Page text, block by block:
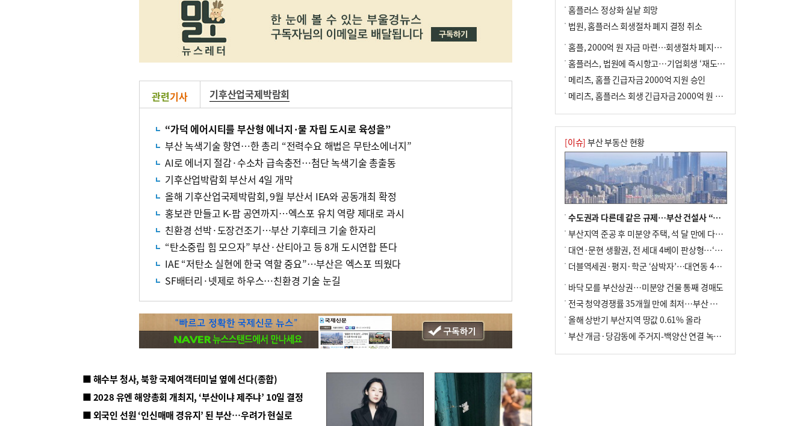
관련기사 기후산업국제박람회
“가덕 에어시티를 부산형 에너지·물 자립 도시로 육성을”
부산 녹색기술 향연…한 총리 “전력수요 해법은 무탄소에너지”
AI로 에너지 절감·수소차 급속충전…첨단 녹색기술 총출동
기후산업박람회 부산서 4일 개막
올해 기후산업국제박람회, 9월 부산서 IEA와 공동개최 확정
홍보관 만들고 K-팝 공연까지…엑스포 유치 역량 제대로 과시
친환경 선박·도장건조기…부산 기후테크 기술 한자리
“탄소중립 힘 모으자” 부산·산티아고 등 8개 도시연합 뜬다
IAE “저탄소 실현에 한국 역할 중요”…부산은 엑스포 띄웠다
SF배터리·넷제로 하우스…친환경 기술 눈길
■ 해수부 청사, 북항 국제여객터미널 옆에 선다(종합)
■ 2028 유엔 해양총회 개최지, ‘부산이냐 제주냐’ 10일 결정
■ 외국인 선원 ‘인신매매 경유지’ 된 부산…우려가 현실로
홈플러스 정상화 실낱 희망
법원, 홈플러스 회생절차 폐지 결정 취소
홈플, 2000억 원 자금 마련…회생절차 폐지에 즉시항고(종합)
홈플러스, 법원에 즉시항고…기업회생 ‘재도전’
메리츠, 홈플 긴급자금 2000억 지원 승인
메리츠, 홈플러스 회생 긴급자금 2000억 원 지원 승인
[이슈] 부산 부동산 현황
수도권과 다른데 같은 규제…부산 건설사 “쓰러지기 직전”
부산지역 준공 후 미분양 주택, 석 달 만에 다시 3000가구 넘어서
대연·문현 생활권, 전 세대 4베이 판상형…‘더샵 트리센트’ 내달 분양
더블역세권·평지·학군 ‘삼박자’…대연동 42층 브랜드 단지
바닥 모를 부산상권…미분양 건물 통째 경매도
전국 청약경쟁률 35개월 만에 최저…부산 미분양 ‘적체’ 심화
올해 상반기 부산지역 땅값 0.61% 올라
부산 개금·당감동에 주거지-백양산 연결 녹지 조성